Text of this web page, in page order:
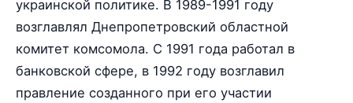
украинской политике. В 1989-1991 году
возглавлял Днепропетровский областной
комитет комсомола. С 1991 года работал в
банковской сфере, в 1992 году возглавил
правление созданного при его участии